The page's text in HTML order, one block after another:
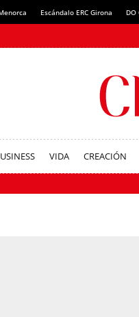
Escándalo ERC Girona DO
VIDA CREACIÓN